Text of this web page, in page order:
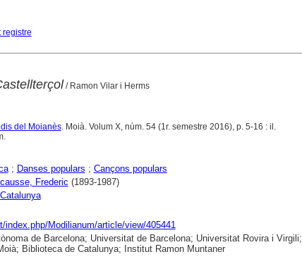
registre
/ Ramon Vilar i Herms
del Moianès. Moià. Volum X, núm. 54 (1r. semestre 2016), p. 5-16 : il.
; Danses populars ; Cançons populars
Frederic (1893-1987)
Catalunya
index.php/Modilianum/article/view/405441
de Barcelona; Universitat de Barcelona; Universitat Rovira i Virgili;
Biblioteca de Catalunya; Institut Ramon Muntaner